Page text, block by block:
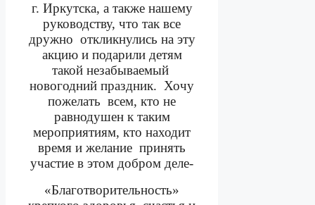
г. Иркутска, а также нашему
руководству, что так все
дружно откликнулись на эту
акцию и подарили детям
такой незабываемый
новогодний праздник. Хочу
пожелать всем, кто не
равнодушен к таким
мероприятиям, кто находит
время и желание принять
участие в этом добром деле-
«Благотворительность»